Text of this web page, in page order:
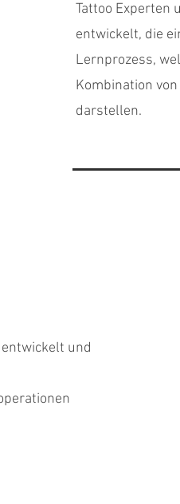
Tattoo Experten
entwickelt, die
Lernprozess,
Kombination
darstellen.
und